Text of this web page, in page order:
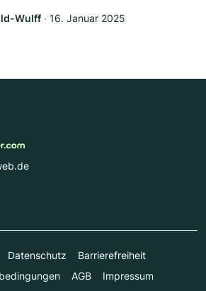
Wulff ‧ 16. Januar 2025
Datenschutz
Barrierefreiheit
AGB Impressum